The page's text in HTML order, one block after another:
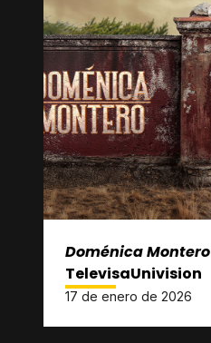
Doménica Montero
TelevisaUnivision
17 de enero de 2026